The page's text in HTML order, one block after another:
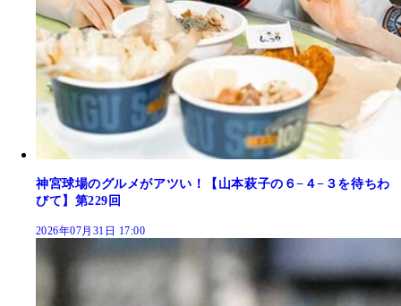
神宮球場のグルメがアツい！【山本萩子の６−４−３を待ちわ
びて】第229回
2026年07月31日 17:00